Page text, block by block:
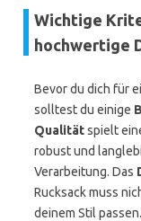
Wichtige
hochwertige
Bevor du dich für
solltest du einige
Qualitätspielt
robust und
Verarbeitung. Das
Rucksack muss
deinem Stil